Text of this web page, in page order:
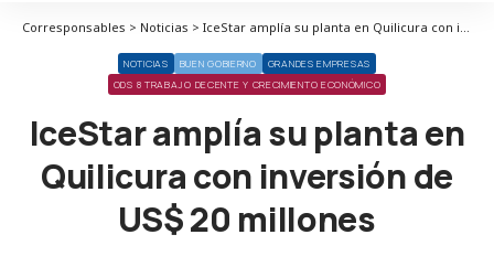
Corresponsables > Noticias > IceStar amplía su planta en Quilicura con inversión de US$ 20 millones
NOTICIAS BUEN GOBIERNO
GRANDES EMPRESAS
ODS 8 TRABAJO DECENTE Y CRECIMIENTO ECONÓMICO
IceStar amplía su planta en
Quilicura con inversión de
US$ 20 millones